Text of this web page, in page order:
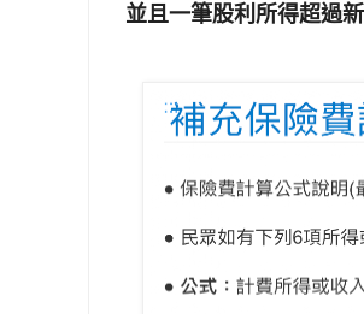
並且一筆股利所得超過